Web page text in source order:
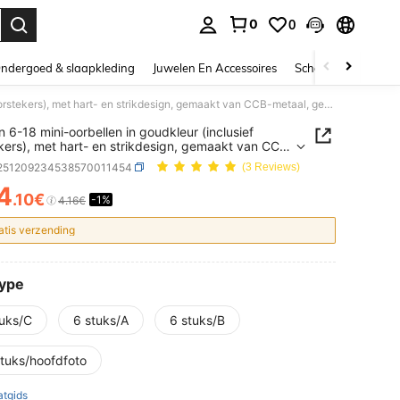
0 0
& slaapkleding Juwelen En Accessoires Schoonheid &
Set van 6-18 mini-oorbellen in goudkleur (inclusief oorstekers), met hart- en strikdesign, gemaakt van CCB-metaal, geschikt voor dagelijks gebruik.
6-18 mini-oorbellen in goudkleur (inclusief
met hart- en strikdesign, gemaakt van CCB-
geschikt voor dagelijks gebruik.
(3 Reviews)
AND AVAILABILITY
.10€ 4.16€ -1%
verzending
C 6 stuks/A 6 stuks/B
hoofdfoto